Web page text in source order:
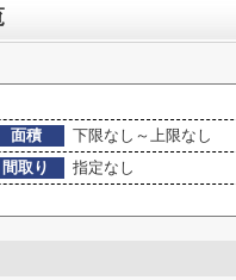
面積 下限なし～上限なし
間取り
指定なし